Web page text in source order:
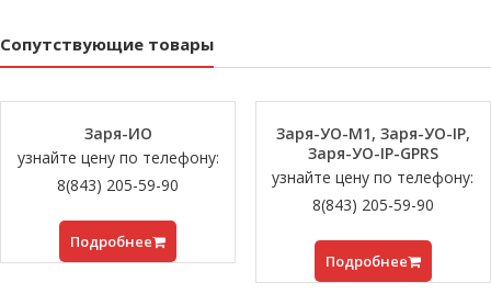
Сопутствующие товары
Заря-ИО
узнайте цену по телефону:
8(843) 205-59-90
Подробнее
Заря-УО-М1, Заря-УО-IP,
Заря-УО-IP-GPRS
узнайте цену по телефону:
8(843) 205-59-90
Подробнее